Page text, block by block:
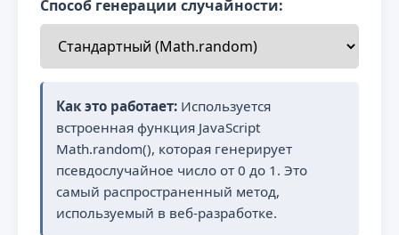
Способ генерации случайности:
Как это работает: Используется
встроенная функция JavaScript
Math.random(), которая генерирует
псевдослучайное число от 0 до 1. Это
самый распространенный метод,
используемый в веб-разработке.